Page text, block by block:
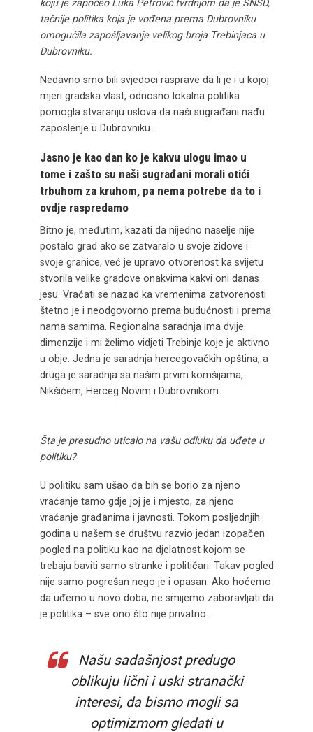
koju je započeo Luka Petrović tvrdnjom da je SNSD,
tačnije politika koja je vođena prema Dubrovniku
omogućila zapošljavanje velikog broja Trebinjaca u
Dubrovniku.
Nedavno smo bili svjedoci rasprave da li je i u kojoj
mjeri gradska vlast, odnosno lokalna politika
pomogla stvaranju uslova da naši sugrađani nađu
zaposlenje u Dubrovniku.
Jasno je kao dan ko je kakvu ulogu imao u
tome i zašto su naši sugrađani morali otići
trbuhom za kruhom, pa nema potrebe da to i
ovdje raspredamo
Bitno je, međutim, kazati da nijedno naselje nije
postalo grad ako se zatvaralo u svoje zidove i
svoje granice, već je upravo otvorenost ka svijetu
stvorila velike gradove onakvima kakvi oni danas
jesu. Vraćati se nazad ka vremenima zatvorenosti
štetno je i neodgovorno prema budućnosti i prema
nama samima. Regionalna saradnja ima dvije
dimenzije i mi želimo vidjeti Trebinje koje je aktivno
u obje. Jedna je saradnja hercegovačkih opština, a
druga je saradnja sa našim prvim komšijama,
Nikšićem, Herceg Novim i Dubrovnikom.
Šta je presudno uticalo na vašu odluku da uđete u
politiku?
U politiku sam ušao da bih se borio za njeno
vraćanje tamo gdje joj je i mjesto, za njeno
vraćanje građanima i javnosti. Tokom posljednjih
godina u našem se društvu razvio jedan izopačen
pogled na politiku kao na djelatnost kojom se
trebaju baviti samo stranke i političari. Takav pogled
nije samo pogrešan nego je i opasan. Ako hoćemo
da uđemo u novo doba, ne smijemo zaboravljati da
je politika – sve ono što nije privatno.
Našu sadašnjost predugo
oblikuju lični i uski stranački
interesi, da bismo mogli sa
optimizmom gledati u